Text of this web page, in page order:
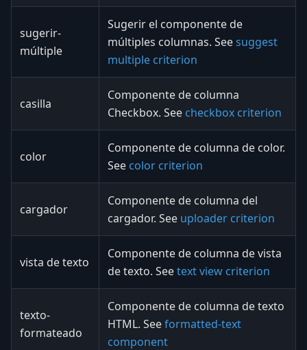
sugerir-
múltiple
Sugerir el componente de
múltiples columnas. Seesuggest
multiple criterion
casilla
Componente de columna
Checkbox. See checkbox criterion
color
Componente de columna de color.
See color criterion
cargador
Componente de columna del
cargador. See uploader criterion
vista de texto
Componente de columna de vista
de texto. Seetext view criterion
texto-
formateado
Componente de columna de texto
HTML. Seeformatted-text
component